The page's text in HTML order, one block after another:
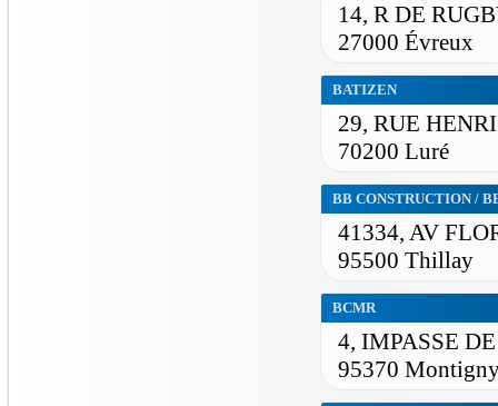
14, R DE
27000 Évreux
BATIZEN
29, RUE
70200 Luré
BB CONSTRUCTION /
41334, AV
95500 Thillay
BCMR
4, IMPASSE
95370